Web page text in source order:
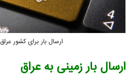
ارسال بار برای کشور عراق
ارسال بار زمینی به عراق